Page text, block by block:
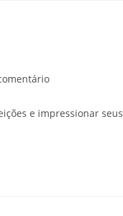
e impressionar seus